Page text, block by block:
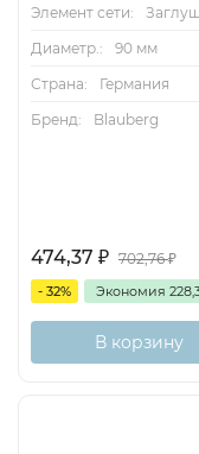
Элемент сети:
Диаметр.:
90 мм
Страна:
Германия
Бренд:
Blauberg
474,37 ₽ 702,76₽
- 32% Экономия
В корзину